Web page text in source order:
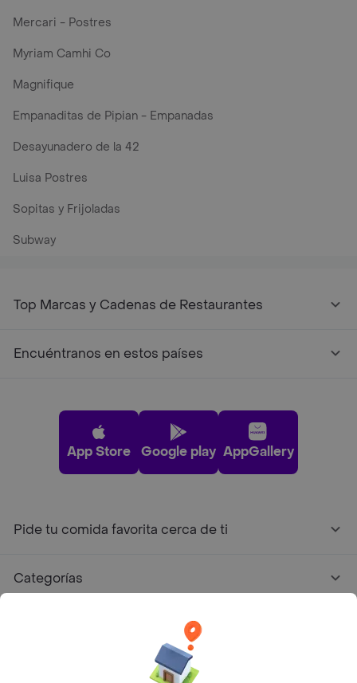
Mercari - Postres
Myriam Camhi Co
Magnifique
Empanaditas de Pipian - Empanadas
Desayunadero de la 42
Luisa Postres
Sopitas y Frijoladas
Subway
Top Marcas y Cadenas de Restaurantes
Encuéntranos en estos países
App Store Google play AppGallery
Pide tu comida favorita cerca de ti
Categorías